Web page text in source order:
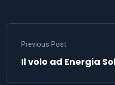
Previous Post
Il volo ad Energia